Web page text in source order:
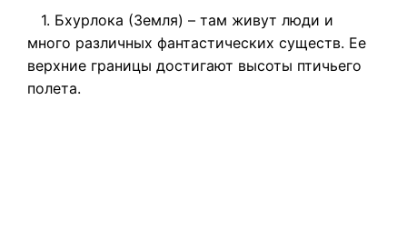
1. Бхурлока (Земля) – там живут люди и
много различных фантастических существ. Ее
верхние границы достигают высоты птичьего
полета.